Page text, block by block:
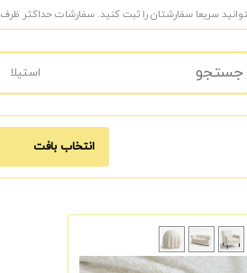
سفارشتان را ثبت کنید. سفارشات حداکثر ظرف 24 الی 48 ساعت کاری به دست شما میرسد.